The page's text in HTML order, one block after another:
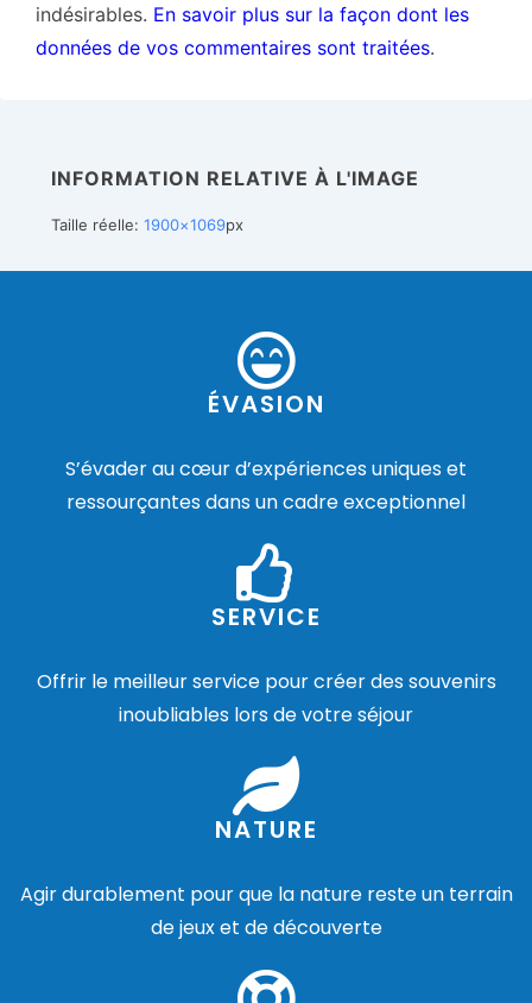
indésirables. En savoir plus sur la façon dont les
données de vos commentaires sont traitées.
INFORMATION RELATIVE À L'IMAGE
Taille réelle: 1900×1069px
ÉVASION
S’évader au cœur d’expériences uniques et
ressourçantes dans un cadre exceptionnel
SERVICE
Offrir le meilleur service pour créer des souvenirs
inoubliables lors de votre séjour
NATURE
Agir durablement pour que la nature reste un terrain
de jeux et de découverte